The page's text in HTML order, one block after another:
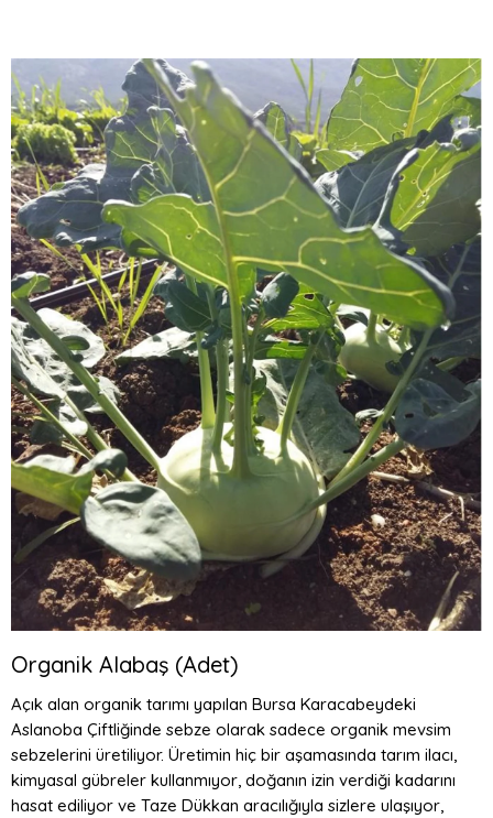
Organik Alabaş (Adet)
Açık alan organik tarımı yapılan Bursa Karacabeydeki
Aslanoba Çiftliğinde sebze olarak sadece organik mevsim
sebzelerini üretiliyor. Üretimin hiç bir aşamasında tarım ilacı,
kimyasal gübreler kullanmıyor, doğanın izin verdiği kadarını
hasat ediliyor ve Taze Dükkan aracılığıyla sizlere ulaşıyor,